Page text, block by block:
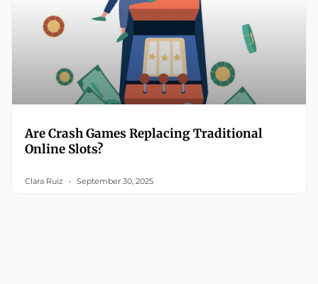
Are Crash Games Replacing Traditional
Online Slots?
Clara Ruiz September 30, 2025